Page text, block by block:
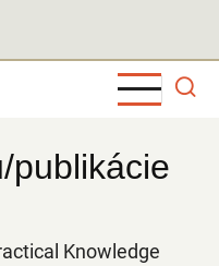
publikácie
Knowledge